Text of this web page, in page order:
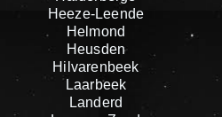
Heeze-Leende
Helmond
Heusden
Hilvarenbeek
Laarbeek
Landerd